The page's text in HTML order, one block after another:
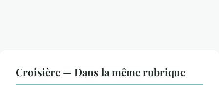
Croisière — Dans la même rubrique